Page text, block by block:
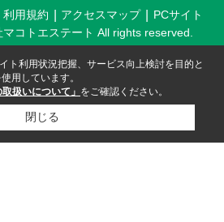
利用規約 アクセスマップ
PCサイト
コトエステート All rights reserved.
ト利用状況把握、サービス向上検討を目的と
用しています。
取扱いについて」 をご確認ください。
閉じる